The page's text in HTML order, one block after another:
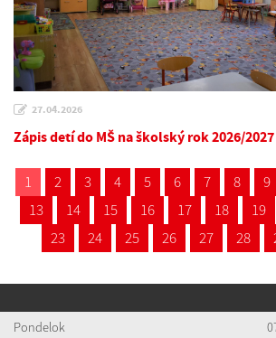
27.04.2026
Zápis detí do MŠ na školský rok 2026/2027
1 2 3 4 5 6 7 8 9
13
14 15 16 17 18 19
23
24 25 26 27 28
Pondelok